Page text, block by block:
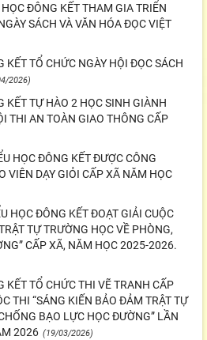
ĐÔNG KẾT THAM GIA TRIỂN
SÁCH VÀ VĂN HÓA ĐỌC VIỆT
KẾT TỔ CHỨC NGÀY HỘI ĐỌC SÁCH
2026)
KẾT TỰ HÀO 2 HỌC SINH GIÀNH
THI AN TOÀN GIAO THÔNG CẤP
HỌC ĐÔNG KẾT ĐƯỢC CÔNG
VIÊN DẠY GIỎI CẤP XÃ NĂM HỌC
HỌC ĐÔNG KẾT ĐOẠT GIẢI CUỘC
TỰ TRƯỜNG HỌC VỀ PHÒNG,
CẤP XÃ, NĂM HỌC 2025-2026.
KẾT TỔ CHỨC THI VẼ TRANH CẤP
THI “SÁNG KIẾN BẢO ĐẢM TRẬT TỰ
BẠO LỰC HỌC ĐƯỜNG” LẦN
2026 (19/03/2026)